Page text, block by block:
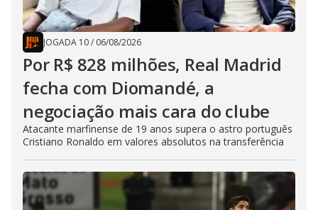
JOGADA 10/ 06/08/2026
Por R$ 828 milhões, Real Madrid
fecha com Diomandé, a
negociação mais cara do clube
Atacante marfinense de 19 anos supera o astro português
Cristiano Ronaldo em valores absolutos na transferência